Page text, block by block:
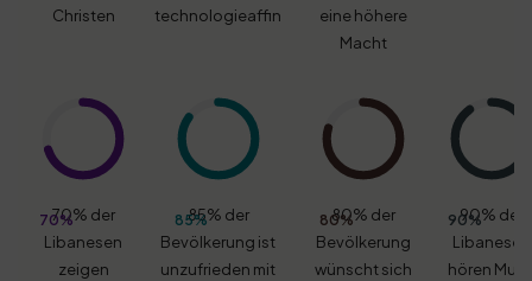
Christen
technologieaffin
eine höhere
Macht
70%
70% der
Libanesen
zeigen
85%
85% der
Bevölkerung ist
unzufrieden mit
80%
80% der
Bevölkerung
wünscht sich
90%
90% der
Libanesen
hören